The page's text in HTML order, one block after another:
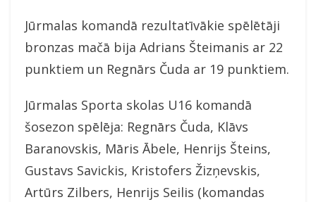
Jūrmalas komandā rezultatīvākie spēlētāji
bronzas mačā bija Adrians Šteimanis ar 22
punktiem un Regnārs Čuda ar 19 punktiem.
Jūrmalas Sporta skolas U16 komandā
šosezon spēlēja: Regnārs Čuda, Klāvs
Baranovskis, Māris Ābele, Henrijs Šteins,
Gustavs Savickis, Kristofers Žizņevskis,
Artūrs Zilbers, Henrijs Seilis (komandas